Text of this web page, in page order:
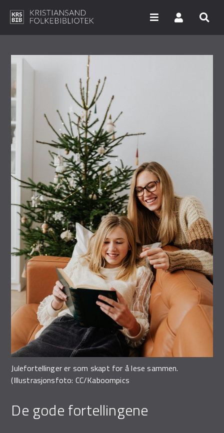
Arrangementer
Bibliotekene
Nyheter
Digitale tjenester
Vi tilbyr
UNG
Demo Rona
Søk i våre databaser
hovedinnhold
Julefortellinger er som skapt for å lese sammen.
(Illustrasjonsfoto: CC/Kaboompics
De gode fortellingene